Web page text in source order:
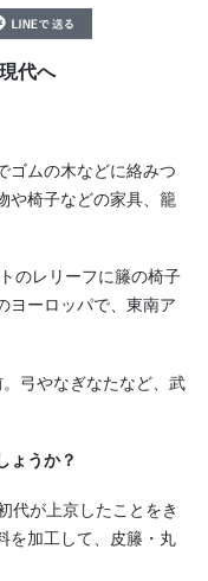
代へ
ゴムの木などに絡みつ
や椅子などの家具、籠
のレリーフに籐の椅子
ヨーロッパで、東南ア
弓やなぎなたなど、武
ょうか？
代が上京したことをき
を加工して、皮籐・丸